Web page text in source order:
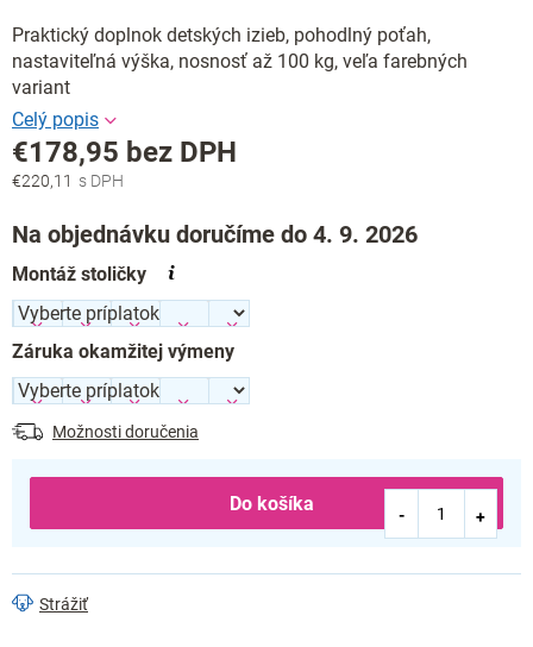
Praktický doplnok detských izieb, pohodlný poťah,
nastaviteľná výška, nosnosť až 100 kg, veľa farebných
variant
€220,11
€178,95 bez DPH
Jednotková
Na objednávku doručíme do 4. 9. 2026
Montáž stoličky
Záruka okamžitej výmeny
Možnosti doručenia
Do košíka
Strážiť